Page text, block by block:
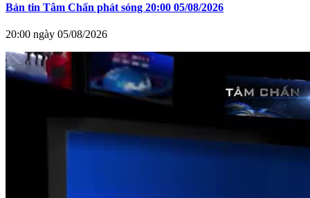
Bản tin Tâm Chấn phát sóng 20:00 05/08/2026
20:00 ngày 05/08/2026